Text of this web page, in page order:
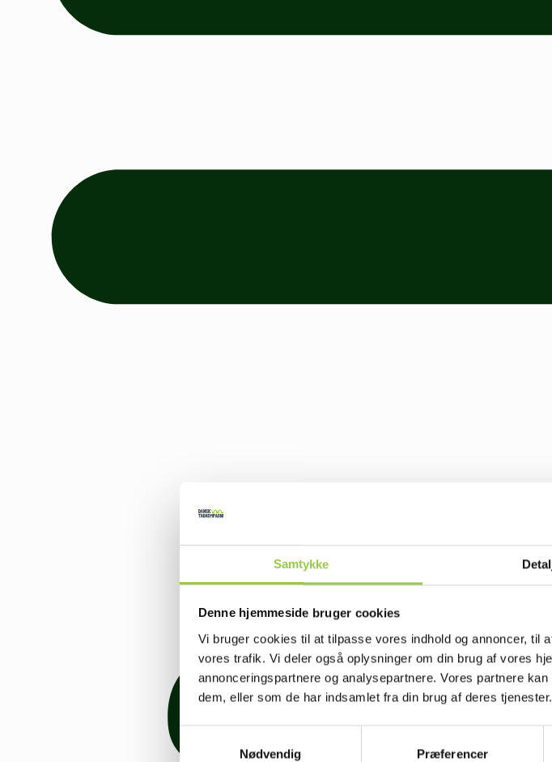
Samtykke
Denne hjemmeside bruger cookies
Vi bruger cookies til at tilpasse vores indhold og annoncer, til
vores trafik. Vi deler også oplysninger om din brug af vores
annonceringspartnere og analysepartnere. Vores partnere
dem, eller som de har indsamlet fra din brug af deres tjenester.
Nødvendig
Præferencer